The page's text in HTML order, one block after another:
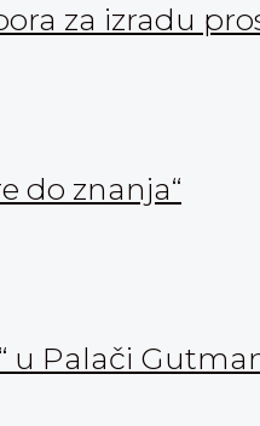
za izradu
do znanja“
u Palači